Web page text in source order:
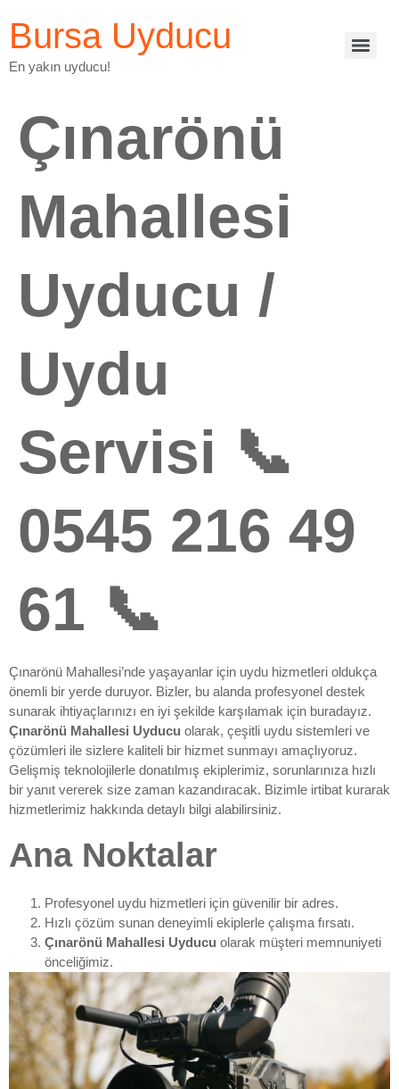
Bursa Uyducu
En yakın uyducu!
Çınarönü
Mahallesi
Uyducu /
Uydu
Servisi 📞
0545 216 49
61 📞
Çınarönü Mahallesi’nde yaşayanlar için uydu hizmetleri oldukça
önemli bir yerde duruyor. Bizler, bu alanda profesyonel destek
sunarak ihtiyaçlarınızı en iyi şekilde karşılamak için buradayız.
Çınarönü Mahallesi Uyducu olarak, çeşitli uydu sistemleri ve
çözümleri ile sizlere kaliteli bir hizmet sunmayı amaçlıyoruz.
Gelişmiş teknolojilerle donatılmış ekiplerimiz, sorunlarınıza hızlı
bir yanıt vererek size zaman kazandıracak. Bizimle irtibat kurarak
hizmetlerimiz hakkında detaylı bilgi alabilirsiniz.
Ana Noktalar
Profesyonel uydu hizmetleri için güvenilir bir adres.
Hızlı çözüm sunan deneyimli ekiplerle çalışma fırsatı.
Çınarönü Mahallesi Uyducu olarak müşteri memnuniyeti
önceliğimiz.